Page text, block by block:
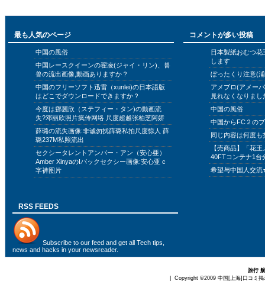
最も人気のページ
中国の風俗
中国レースクイーンの翟凌(ジャイ・リン)、兽
兽の流出画像,動画ありますか？
中国のフリーソフト迅雷（xunlei)の日本語版
はどこでダウンロードできますか？
今度は鄧麗欣（ステフィー・タン)の動画流
失?邓丽欣照片疯传网络 尺度超越张柏芝阿娇
薛璐の流失画像:非诚勿扰薛璐私拍尺度惊人 薛
璐237M私照流出
セクシータレントアンバー・アン（安心亜）
Amber XinyaのIバックセクシー画像:安心亚 c
字裤图片
コメントが多い投稿
日本製紙おむつ
します
ぼったくり注意(
アメブロ(アメー
見れなくなりまし
中国の風俗
中国からFC２の
同じ内容は何度
【売商品】「花
40FTコンテナ1台
希望与中国人交
RSS FEEDS
Subscribe to our feed and get all Tech tips,
news and hacks in your newsreader.
旅行
| Copyright ©2009 中国[上海]口コミ掲